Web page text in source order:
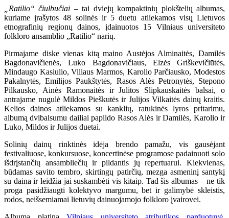
„Ratilio“ čiulbučiai – tai dviejų kompaktinių plokštelių albumas,
kuriame įrašytos 48 solinės ir 5 duetu atliekamos visų Lietuvos
etnografinių regionų dainos, įdainuotos 15 Vilniaus universiteto
folkloro ansamblio „Ratilio“ narių.
Pirmajame diske vienas kitą maino Austėjos Alminaitės, Damilės
Bagdonavičienės, Luko Bagdonavičiaus, Elzės Griškevičiūtės,
Mindaugo Kasiulio, Viliaus Marmos, Karolio Parčiausko, Modestos
Pakalnytės, Emilijos Paukštytės, Rasos Alės Petronytės, Stepono
Pilkausko, Ainės Ramonaitės ir Julitos Slipkauskaitės balsai, o
antrajame nugulė Mildos Pieškutės ir Julijos Vilkaitės dainų kraitis.
Kelios dainos atliekamos su kanklių, ratukinės lyros pritarimu,
albumą dvibalsumu dailiai papildo Rasos Alės ir Damilės, Karolio ir
Luko, Mildos ir Julijos duetai.
Solinių dainų rinktinės idėja brendo pamažu, vis gausėjant
festivaliuose, konkursuose, koncertinėse programose padainuoti solo
išdrįstančių ansambliečių ir pildantis jų repertuarui. Kiekvienas,
būdamas savito tembro, skirtingų patirčių, mezga asmeninį santykį
su daina ir leidžia jai suskambėti vis kitaip. Tad šis albumas – ne tik
proga pasidžiaugti kolektyvo margumu, bet ir galimybė skleistis,
rodos, neišsemiamai lietuvių dainuojamojo folkloro įvairovei.